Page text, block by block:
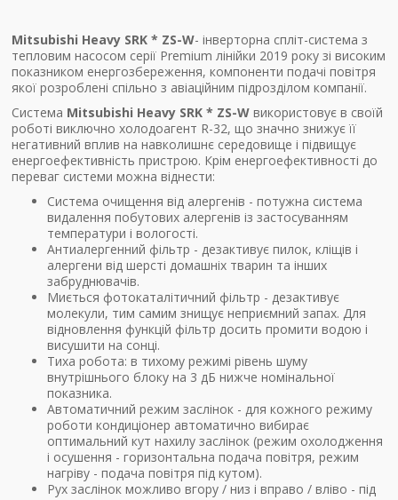
Mitsubishi Heavy SRK * ZS-W- інверторна спліт-система з
тепловим насосом серії Premium лінійки 2019 року зі високим
показником енергозбереження, компоненти подачі повітря
якої розроблені спільно з авіаційним підрозділом компанії.
Система Mitsubishi Heavy SRK * ZS-W використовує в своїй
роботі виключно холодоагент R-32, що значно знижує її
негативний вплив на навколишнє середовище і підвищує
енергоефективність пристрою. Крім енергоефективності до
переваг системи можна віднести:
Система очищення від алергенів - потужна система
видалення побутових алергенів із застосуванням
температури і вологості.
Антиалергенний фільтр - дезактивує пилок, кліщів і
алергени від шерсті домашніх тварин та інших
забруднювачів.
Миється фотокаталітичний фільтр - дезактивує
молекули, тим самим знищує неприємний запах. Для
відновлення функцій фільтр досить промити водою і
висушити на сонці.
Тиха робота: в тихому режимі рівень шуму
внутрішнього блоку на 3 дБ нижче номінальної
показника.
Автоматичний режим заслінок - для кожного режиму
роботи кондиціонер автоматично вибирає
оптимальний кут нахилу заслінок (режим охолодження
і осушення - горизонтальна подача повітря, режим
нагріву - подача повітря під кутом).
Рух заслінок можливо вгору / низ і вправо / вліво - під